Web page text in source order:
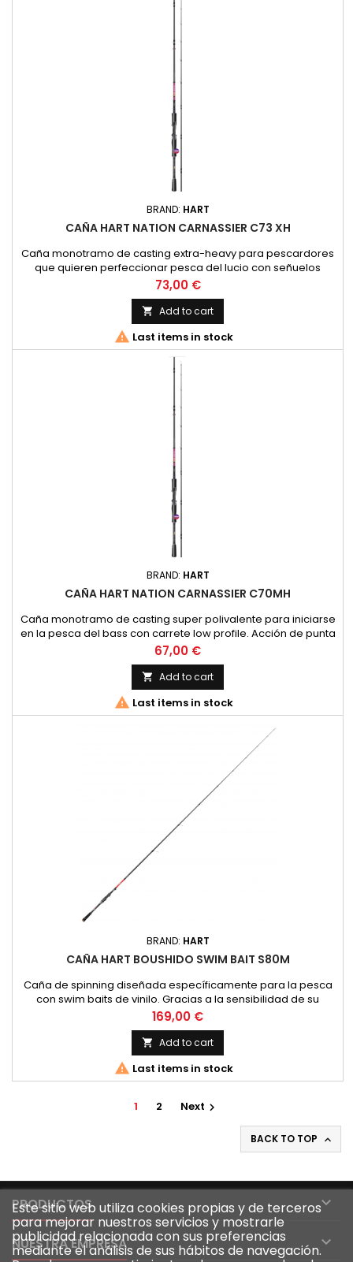
BRAND: HART
CAÑA HART NATION CARNASSIER C73 XH
Caña monotramo de casting extra-heavy para pescardores
que quieren perfeccionar pesca del lucio con señuelos
pesados. Acción rápida de punta y gran reserva de potencia
perfectas para pescas con grandes vinilos plomados en
Texas o Jig Head. Blank tubular de carbono 24T. Montada con
anillas FUJI O Ring. Portacarrete tipo PTSMPK. Funda de tela.
Longitud...
Price
73,00 €
 Add to cart
 Last items in stock
BRAND: HART
CAÑA HART NATION CARNASSIER C70MH
Caña monotramo de casting super polivalente para iniciarse
en la pesca del bass con carrete low profile. Acción de punta
y buena reserva de potencia perfectas paravpescas con
Texas, Jig Head o Spinner Baits. Blank tubular de carbono 24T.
Montadavcon anillas FUJI O Ring. Portacarrete tipo PTSMPK.
Funda de tela. Longitud 2.13m Secciones1 Accion MH 12/38g...
Price
67,00 €
 Add to cart
 Last items in stock
BRAND: HART
CAÑA HART BOUSHIDO SWIM BAIT S80M
Caña de spinning diseñada específicamente para la pesca
con swim baits de vinilo. Gracias a la sensibilidad de su
puntero y a su gran reserva de potencia es capaz de
manejar a la perfección nuestros swim baits blandos y clavar
los peces sin problemas, aunque montemos el señuelo con
anzuelos texas ocultos. Blank tubular fabricado en carbono
alto módulo...
Price
169,00 €
 Add to cart
 Last items in stock
1 2 Next 
BACK TO TOP 
PRODUCTOS 
NUESTRA EMPRESA 
Este sitio web utiliza cookies propias y de terceros
para mejorar nuestros servicios y mostrarle
publicidad relacionada con sus preferencias
mediante el análisis de sus hábitos de navegación.